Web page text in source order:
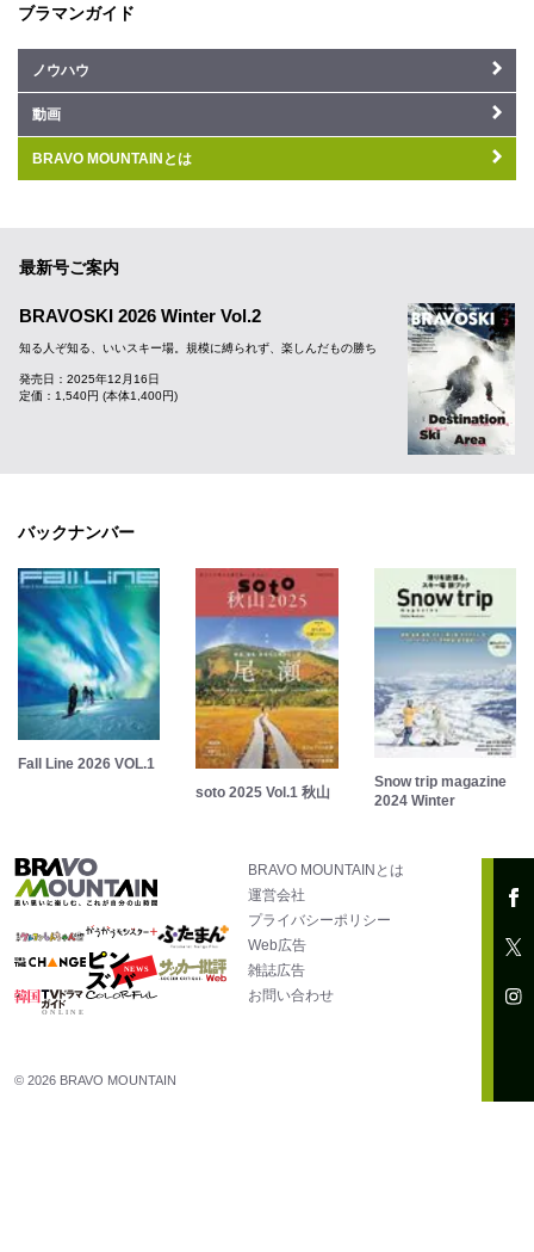
ブラマンガイド
ノウハウ
動画
BRAVO MOUNTAINとは
最新号ご案内
BRAVOSKI 2026 Winter Vol.2
知る人ぞ知る、いいスキー場。規模に縛られず、楽しんだもの勝ち
発売日：2025年12月16日
定価：1,540円 (本体1,400円)
バックナンバー
Fall Line 2026 VOL.1
soto 2025 Vol.1 秋山
Snow trip magazine
2024 Winter
BRAVO MOUNTAINとは
運営会社
プライバシーポリシー
Web広告
雑誌広告
お問い合わせ
© 2026 BRAVO MOUNTAIN